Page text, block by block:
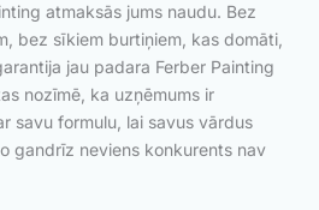
atmaksās jums naudu. Bez
bez sīkiem burtiņiem, kas domāti,
jau padara Ferber Painting
nozīmē, ka uzņēmums ir
savu formulu, lai savus vārdus
gandrīz neviens konkurents nav